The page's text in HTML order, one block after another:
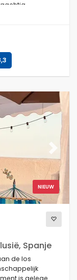
en op
NIEUW
Next
Spanje
de los
is gelegen